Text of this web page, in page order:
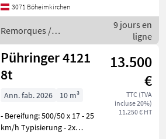
5, 5 t oder 6 t)Brückenlänge
innen: ca. 3.500 mm ,
Brückenbreite innen: ca 1.
3071 Böheimkirchen
Remorques /
Pühringer
9 jours en
ligne
Pühringer 4121
8t
13.500
€
TTC (TVA
incluse 20%)
11.250 € HT
Ann. fab. 2026
10 m³
- Bereifung: 500/50 x 17 - 25
km/h Typisierung - 2x